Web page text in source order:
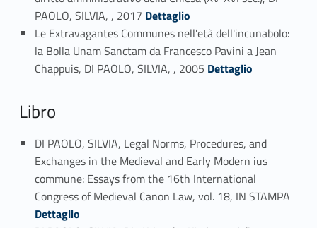
PAOLO, SILVIA, , 2017 Link identifier #identifier_person_199254-8Dettaglio
Le Extravagantes Communes nell'età dell'incunabolo:
la Bolla Unam Sanctam da Francesco Pavini a Jean
Chappuis, DI PAOLO, SILVIA, , 2005 Link identifier #identifier_person_136560-9Dettaglio
Libro
DI PAOLO, SILVIA, Legal Norms, Procedures, and
Exchanges in the Medieval and Early Modern ius
commune: Essays from the 16th International
Congress of Medieval Canon Law, vol. 18, IN STAMPA
Dettaglio